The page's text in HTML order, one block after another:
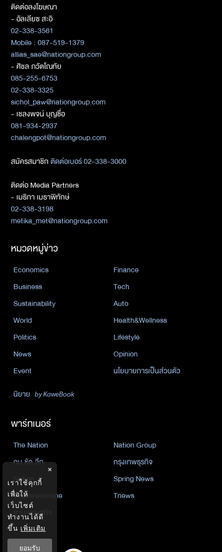
ติดต่อลงโฆษณา
- อัลเลียซ สะอิ
02-338-3561
Mobile : 087-519-1379
allias_sae@nationgroup.com
- ศิชล ภวัตโณทัย
085-255-6753
02-338-3325
sichol_paw@nationgroup.com
- เชลงพจน์ บุญซื่อ
081-934-2937
chalengpot@nationgroup.com
สมัครสมาชิกติดต่อเบอร์ 02-338-3000
ติดต่อ Media Partners
- เมธิกา เมธาพิทักษ์
02-338-3198
metika_met@nationgroup.com
หมวดหมู่ข่าว
Economics
Finance
Business
Tech
Sustainability
Auto
World
Health&Wellness
Politics
Lifestyle
News
Opinion
Event
นโยบายการเป็นส่วนตัว
นิยาย by KaweBook
พาร์ทเนอร์
The Nation
Nation Group
คม ชัด ลึก
กรุงเทพธุรกิจ
Nation
Spring News
Thainewsonline
Tnews
ฐานเศรษฐกิจ
×
เราใช้คุกกี้
เพื่อให้
เว็บไซต์
ทำงานได้ดี
ขึ้น เพิ่มเติม
ยอมรับ